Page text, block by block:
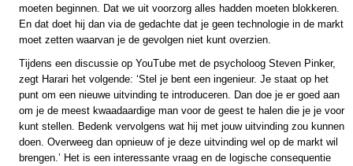
moeten beginnen. Dat we uit voorzorg alles hadden moeten blokkeren.
En dat doet hij dan via de gedachte dat je geen technologie in de markt
moet zetten waarvan je de gevolgen niet kunt overzien.
Tijdens een discussie op YouTube met de psycholoog Steven Pinker,
zegt Harari het volgende: ‘Stel je bent een ingenieur. Je staat op het
punt om een nieuwe uitvinding te introduceren. Dan doe je er goed aan
om je de meest kwaadaardige man voor de geest te halen die je je voor
kunt stellen. Bedenk vervolgens wat hij met jouw uitvinding zou kunnen
doen. Overweeg dan opnieuw of je deze uitvinding wel op de markt wil
brengen.’ Het is een interessante vraag en de logische consequentie